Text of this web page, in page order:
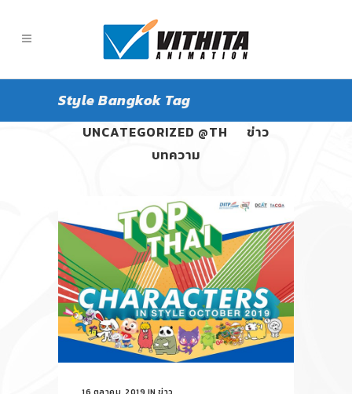
Style Bangkok Tag
ALL
PANGPOND
UNCATEGORIZED @TH
ข่าว
บทความ